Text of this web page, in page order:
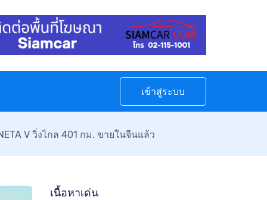
เข้าสู่ระบบ
V วิ่งไกล 401 กม. ขายในจีนแล้ว
เนื้อหาเด่น